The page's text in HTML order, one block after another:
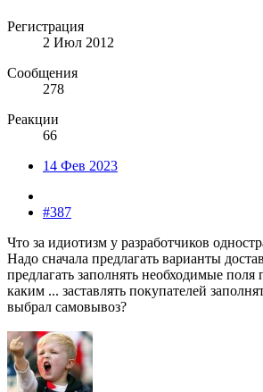
Регистрация
2 Июл 2012
Сообщения
278
Реакции
66
14 Фев 2023
#387
Что за идиотизм у разработчиков
Надо сначала предлагать варианты
предлагать заполнять необходимые поля
каким ... заставлять покупателей
выбрал самовывоз?